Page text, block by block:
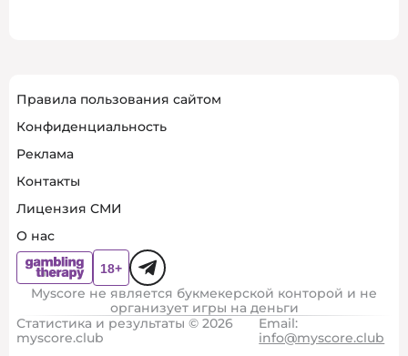
Правила пользования сайтом
Конфиденциальность
Реклама
Контакты
Лицензия СМИ
О нас
Myscore не является букмекерской конторой и не
организует игры на деньги
Статистика и результаты © 2026
myscore.club
Email:
info@myscore.club